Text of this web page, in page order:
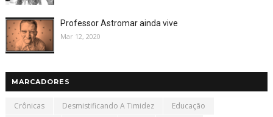
Professor Astromar ainda vive
Mar 12, 2020
MARCADORES
Crônicas Desmistificando A Timidez
Educação